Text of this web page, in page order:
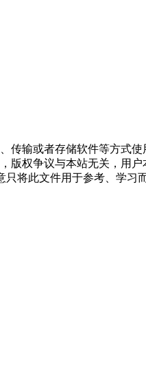
输或者存储软件等方式使
版权争议与本站无关，用
将此文件用于参考、学习